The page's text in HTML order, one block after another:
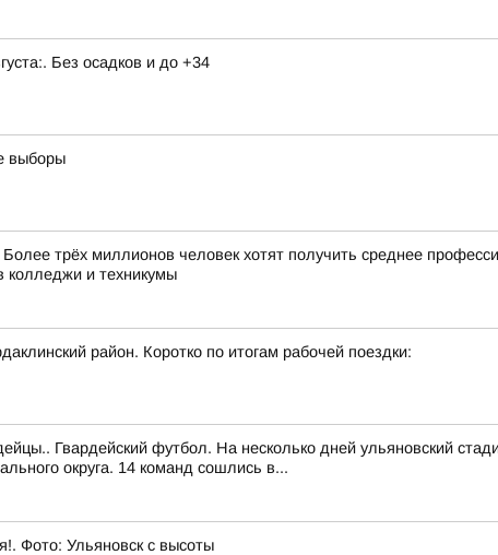
Без осадков и до +34
выборы
трёх миллионов человек хотят получить среднее
колледжи и техникумы
район. Коротко по итогам рабочей поездки:
Гвардейский футбол. На несколько дней ульяновский
округа. 14 команд сошлись в...
Фото: Ульяновск с высоты